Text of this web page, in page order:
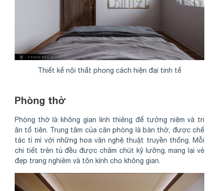
Thiết kế nội thất phong cách hiện đại tinh tế
Phòng thờ
Phòng thờ là không gian linh thiêng để tưởng niệm và tri
ân tổ tiên. Trung tâm của căn phòng là bàn thờ, được chế
tác tỉ mỉ với những hoa văn nghệ thuật truyền thống. Mỗi
chi tiết trên tủ đều được chăm chút kỹ lưỡng, mang lại vẻ
đẹp trang nghiêm và tôn kính cho không gian.